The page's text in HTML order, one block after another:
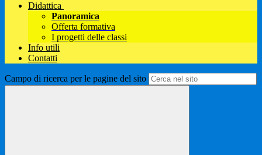
Didattica
Panoramica
Offerta formativa
I progetti delle classi
Info utili
Contatti
Campo di ricerca per le pagine del sito